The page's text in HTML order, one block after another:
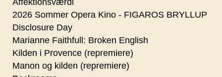
Affektionsværdi
2026 Sommer Opera Kino - FIGAROS BRYLLUP
Disclosure Day
Marianne Faithfull: Broken English
Kilden i Provence (repremiere)
Manon og kilden (repremiere)